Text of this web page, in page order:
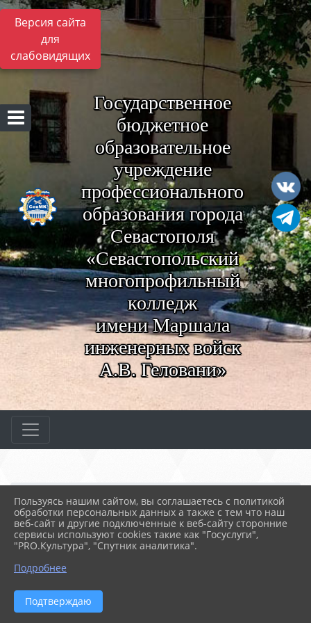
Версия сайта
для
слабовидящих
Государственное
бюджетное
образовательное
учреждение
профессионального
образования города
Севастополя
«Севастопольский
многопрофильный
колледж
имени Маршала
инженерных войск
А.В. Геловани»
Главная МЕРОПРИЯТИЯ
Новости
Разговор о пути и возм...
21.01.2026 06:01
РАЗГОВОР О ПУТИ И ВОЗМОЖНОСТЯХ
Пользуясь нашим сайтом, вы соглашаетесь с политикой
обработки персональных данных а также с тем что наш
веб-сайт и другие подключенные к веб-сайту сторонние
сервисы используют cookies такие как "Госуслуги",
"PRO.Культура", "Спутник аналитика".
Подробнее
Подтверждаю